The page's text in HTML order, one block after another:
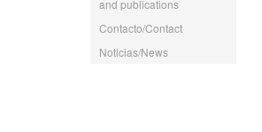
and publications
Contacto/Contact
Noticias/News